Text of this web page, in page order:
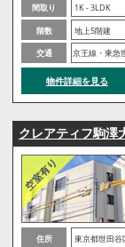
間取り
1K - 3LDK
階数
地上5階建
交通
京王線・東急
物件詳細を見る
クレアティフ駒澤
住所
東京都世田谷